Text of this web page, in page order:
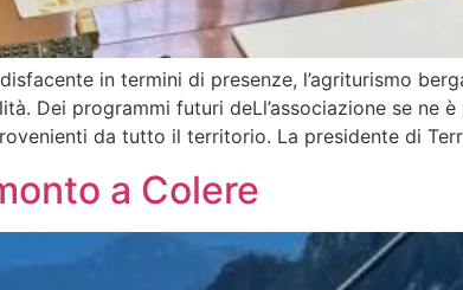
in termini di presenze, l’agriturismo
Dei programmi futuri deLl’associazione se
da tutto il territorio. La presidente di
a Colere